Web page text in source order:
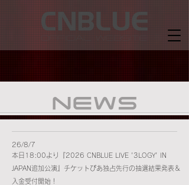
26/8/7
本日18:00より『2026 CNBLUE LIVE '3LOGY' IN
JAPAN追加公演』チケットぴあ独占先行の抽選結果発表＆
入金受付開始！